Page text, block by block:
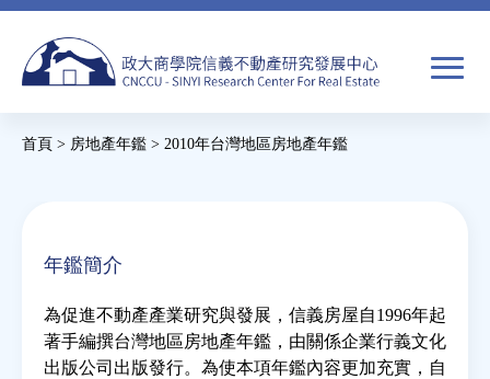
Jump
navigation
表
搜
焦點新聞
教育推廣
這
首頁 > 房地產年鑑 > 2010年台灣地區房地產年鑑
年鑑簡介
為促進不動產產業研究與發展，信義房屋自1996年起
著手編撰台灣地區房地產年鑑，由關係企業行義文化
出版公司出版發行。為使本項年鑑內容更加充實，自